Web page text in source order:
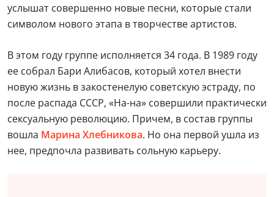
услышат совершенно новые песни, которые стали
символом нового этапа в творчестве артистов.
В этом году группе исполняется 34 года. В 1989 году
ее собрал Бари Алибасов, который хотел внести
новую жизнь в закостенелую советскую эстраду, по
после распада СССР, «На-на» совершили практически
сексуальную революцию. Причем, в состав группы
вошла Марина Хлебникова. Но она первой ушла из
нее, предпочла развивать сольную карьеру.